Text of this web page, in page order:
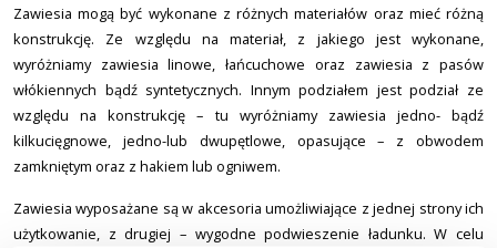
Zawiesia mogą być wykonane z różnych materiałów oraz mieć różną
konstrukcję. Ze względu na materiał, z jakiego jest wykonane,
wyróżniamy zawiesia linowe, łańcuchowe oraz zawiesia z pasów
włókiennych bądź syntetycznych. Innym podziałem jest podział ze
względu na konstrukcję – tu wyróżniamy zawiesia jedno- bądź
kilkucięgnowe, jedno-lub dwupętlowe, opasujące – z obwodem
zamkniętym oraz z hakiem lub ogniwem.
Zawiesia wyposażane są w akcesoria umożliwiające z jednej strony ich
użytkowanie, z drugiej – wygodne podwieszenie ładunku. W celu